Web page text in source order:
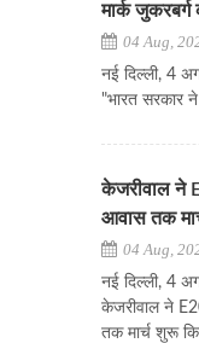
मार्क जुकरबर्ग
04 Aug,
नई दिल्ली, 4
"भारत सरकार
केजरीवाल ने
आवास तक
04 Aug,
नई दिल्ली, 4
केजरीवाल ने
तक मार्च शुरू